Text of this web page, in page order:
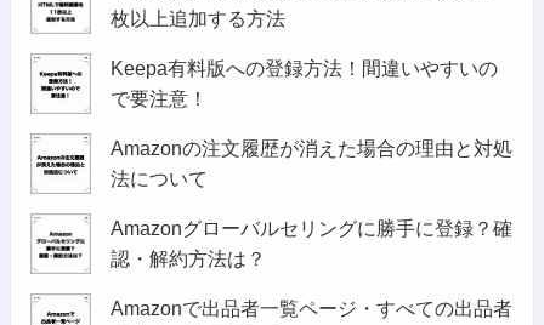
枚以上追加する方法
Keepa有料版への登録方法！間違いやすいの
で要注意！
Amazonの注文履歴が消えた場合の理由と対処
法について
Amazonグローバルセリングに勝手に登録？確
認・解約方法は？
Amazonで出品者一覧ページ・すべての出品者